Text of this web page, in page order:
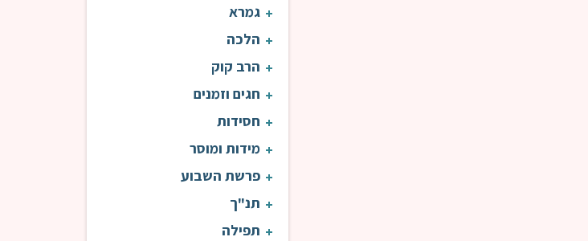
גמרא
הלכה
הרב קוק
חגים וזמנים
חסידות
מידות ומוסר
פרשת השבוע
תנ"ך
תפילה